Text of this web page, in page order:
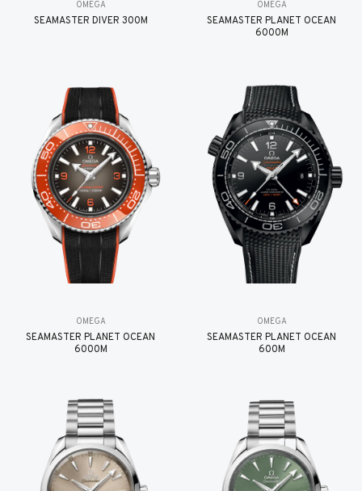
OMEGA
SEAMASTER DIVER 300M
OMEGA
SEAMASTER PLANET OCEAN
6000M
OMEGA
SEAMASTER PLANET OCEAN
6000M
OMEGA
SEAMASTER PLANET OCEAN
600M